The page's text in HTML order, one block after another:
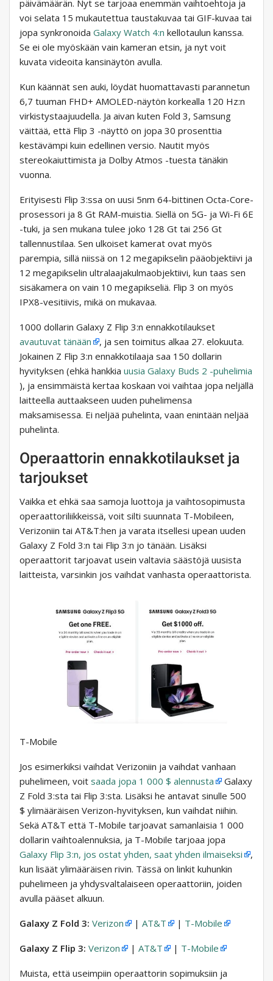
päivämäärän. Nyt se tarjoaa enemmän vaihtoehtoja ja
voi selata 15 mukautettua taustakuvaa tai GIF-kuvaa tai
jopa synkronoida Galaxy Watch 4:n kellotaulun kanssa.
Se ei ole myöskään vain kameran etsin, ja nyt voit
kuvata videoita kansinäytön avulla.
Kun käännät sen auki, löydät huomattavasti parannetun
6,7 tuuman FHD+ AMOLED-näytön korkealla 120 Hz:n
virkistystaajuudella. Ja aivan kuten Fold 3, Samsung
väittää, että Flip 3 -näyttö on jopa 30 prosenttia
kestävämpi kuin edellinen versio. Nautit myös
stereokaiuttimista ja Dolby Atmos -tuesta tänäkin
vuonna.
Erityisesti Flip 3:ssa on uusi 5nm 64-bittinen Octa-Core-
prosessori ja 8 Gt RAM-muistia. Siellä on 5G- ja Wi-Fi 6E
-tuki, ja sen mukana tulee joko 128 Gt tai 256 Gt
tallennustilaa. Sen ulkoiset kamerat ovat myös
parempia, sillä niissä on 12 megapikselin pääobjektiivi ja
12 megapikselin ultralaajakulmaobjektiivi, kun taas sen
sisäkamera on vain 10 megapikseliä. Flip 3 on myös
IPX8-vesitiivis, mikä on mukavaa.
1000 dollarin Galaxy Z Flip 3:n ennakkotilaukset
avautuvat tänään
, ja sen toimitus alkaa 27. elokuuta.
Jokainen Z Flip 3:n ennakkotilaaja saa 150 dollarin
hyvityksen (ehkä hankkia uusia Galaxy Buds 2 -puhelimia
), ja ensimmäistä kertaa koskaan voi vaihtaa jopa neljällä
laitteella auttaakseen uuden puhelimensa
maksamisessa. Ei neljää puhelinta, vaan enintään neljää
puhelinta.
Operaattorin ennakkotilaukset ja
tarjoukset
Vaikka et ehkä saa samoja luottoja ja vaihtosopimusta
operaattoriliikkeissä, voit silti suunnata T-Mobileen,
Verizoniin tai AT&T:hen ja varata itsellesi upean uuden
Galaxy Z Fold 3:n tai Flip 3:n jo tänään. Lisäksi
operaattorit tarjoavat usein valtavia säästöjä uusista
laitteista, varsinkin jos vaihdat vanhasta operaattorista.
T-Mobile
Jos esimerkiksi vaihdat Verizoniin ja vaihdat vanhaan
puhelimeen, voit saada jopa 1 000 $ alennusta
Galaxy
Z Fold 3:sta tai Flip 3:sta. Lisäksi he antavat sinulle 500
$ ylimääräisen Verizon-hyvityksen, kun vaihdat niihin.
Sekä AT&T että T-Mobile tarjoavat samanlaisia ​​1 000
dollarin vaihtoalennuksia, ja T-Mobile tarjoaa jopa
Galaxy Flip 3:n, jos ostat yhden, saat yhden ilmaiseksi
,
kun lisäät ylimääräisen rivin. Tässä on linkit kuhunkin
puhelimeen ja yhdysvaltalaiseen operaattoriin, joiden
avulla pääset alkuun.
Galaxy Z Fold 3: Verizon | AT&T | T-Mobile
Galaxy Z Flip 3: Verizon | AT&T | T-Mobile
Muista, että useimpiin operaattorin sopimuksiin ja